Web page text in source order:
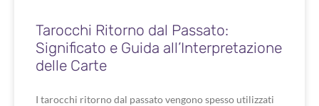
Tarocchi Ritorno dal Passato:
Significato e Guida all’Interpretazione
delle Carte
I tarocchi ritorno dal passato vengono spesso utilizzati